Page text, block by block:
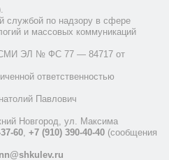
службой по надзору в сфере
и массовых коммуникаций
СМИ ЭЛ № ФС 77 — 84717 от
ответственностью
Павлович
Новгород, ул. Максима
60, +7 (910) 390-40-40 (сообщения
nn@shkulev.ru